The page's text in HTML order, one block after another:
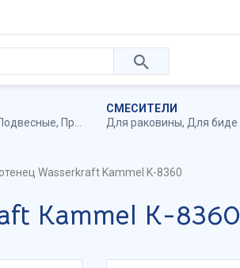
, Приставные
СМЕСИТЕЛИ
Для раковины, Для биде
Wasserkraft Kammel K-8360
Kammel K-8360